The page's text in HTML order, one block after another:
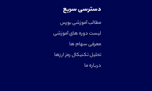
دسترسی سریع
مطالب آموزشی بورس
لیست دوره های آموزشی
معرفی سهام ها
تحلیل تکنیکال رمز ارزها
درباره ما